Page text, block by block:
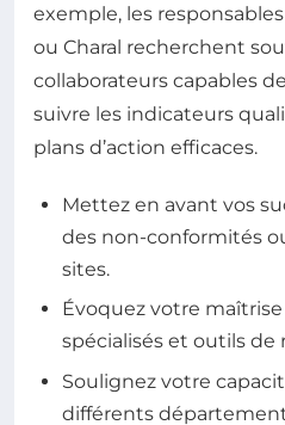
exemple, les
ou Charal recherchent
collaborateurs capables
suivre les indicateurs
plans d’action efficaces.
Mettez en avant vos
des non-conformités
sites.
Évoquez votre
spécialisés et outils de
Soulignez votre
différents